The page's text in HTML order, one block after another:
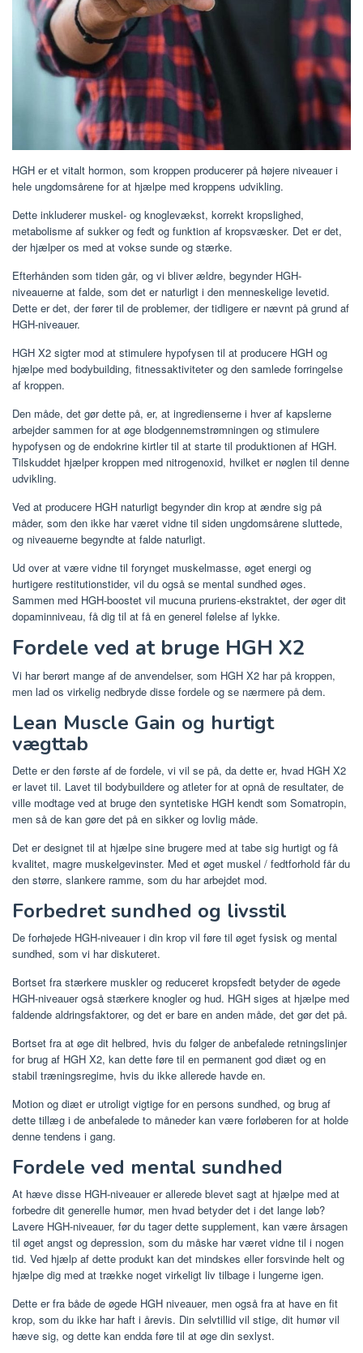
HGH er et vitalt hormon, som kroppen producerer på højere niveauer i
hele ungdomsårene for at hjælpe med kroppens udvikling.
Dette inkluderer muskel- og knoglevækst, korrekt kropslighed,
metabolisme af sukker og fedt og funktion af kropsvæsker. Det er det,
der hjælper os med at vokse sunde og stærke.
Efterhånden som tiden går, og vi bliver ældre, begynder HGH-
niveauerne at falde, som det er naturligt i den menneskelige levetid.
Dette er det, der fører til de problemer, der tidligere er nævnt på grund af
HGH-niveauer.
HGH X2 sigter mod at stimulere hypofysen til at producere HGH og
hjælpe med bodybuilding, fitnessaktiviteter og den samlede forringelse
af kroppen.
Den måde, det gør dette på, er, at ingredienserne i hver af kapslerne
arbejder sammen for at øge blodgennemstrømningen og stimulere
hypofysen og de endokrine kirtler til at starte til produktionen af ​​HGH.
Tilskuddet hjælper kroppen med nitrogenoxid, hvilket er nøglen til denne
udvikling.
Ved at producere HGH naturligt begynder din krop at ændre sig på
måder, som den ikke har været vidne til siden ungdomsårene sluttede,
og niveauerne begyndte at falde naturligt.
Ud over at være vidne til forynget muskelmasse, øget energi og
hurtigere restitutionstider, vil du også se mental sundhed øges.
Sammen med HGH-boostet vil mucuna pruriens-ekstraktet, der øger dit
dopaminniveau, få dig til at få en generel følelse af lykke.
Fordele ved at bruge HGH X2
Vi har berørt mange af de anvendelser, som HGH X2 har på kroppen,
men lad os virkelig nedbryde disse fordele og se nærmere på dem.
Lean Muscle Gain og hurtigt
vægttab
Dette er den første af de fordele, vi vil se på, da dette er, hvad HGH X2
er lavet til. Lavet til bodybuildere og atleter for at opnå de resultater, de
ville modtage ved at bruge den syntetiske HGH kendt som Somatropin,
men så de kan gøre det på en sikker og lovlig måde.
Det er designet til at hjælpe sine brugere med at tabe sig hurtigt og få
kvalitet, magre muskelgevinster. Med et øget muskel / fedtforhold får du
den større, slankere ramme, som du har arbejdet mod.
Forbedret sundhed og livsstil
De forhøjede HGH-niveauer i din krop vil føre til øget fysisk og mental
sundhed, som vi har diskuteret.
Bortset fra stærkere muskler og reduceret kropsfedt betyder de øgede
HGH-niveauer også stærkere knogler og hud. HGH siges at hjælpe med
faldende aldringsfaktorer, og det er bare en anden måde, det gør det på.
Bortset fra at øge dit helbred, hvis du følger de anbefalede retningslinjer
for brug af HGH X2, kan dette føre til en permanent god diæt og en
stabil træningsregime, hvis du ikke allerede havde en.
Motion og diæt er utroligt vigtige for en persons sundhed, og brug af
dette tillæg i de anbefalede to måneder kan være forløberen for at holde
denne tendens i gang.
Fordele ved mental sundhed
At hæve disse HGH-niveauer er allerede blevet sagt at hjælpe med at
forbedre dit generelle humør, men hvad betyder det i det lange løb?
Lavere HGH-niveauer, før du tager dette supplement, kan være årsagen
til øget angst og depression, som du måske har været vidne til i nogen
tid. Ved hjælp af dette produkt kan det mindskes eller forsvinde helt og
hjælpe dig med at trække noget virkeligt liv tilbage i lungerne igen.
Dette er fra både de øgede HGH niveauer, men også fra at have en fit
krop, som du ikke har haft i årevis. Din selvtillid vil stige, dit humør vil
hæve sig, og dette kan endda føre til at øge din sexlyst.